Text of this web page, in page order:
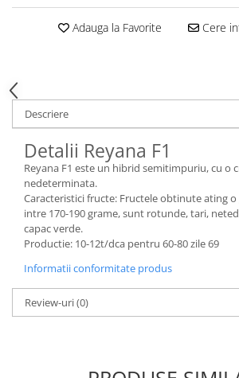
Adauga la Favorite Cere
Descriere
Detalii Reyana F1
Reyana F1 este un hibrid semitimpuriu, cu o
nedeterminata.
Caracteristici fructe: Fructele obtinute ating
intre 170-190 grame, sunt rotunde, tari,
capac verde.
Productie: 10-12t/dca pentru 60-80 zile 69
Informatii conformitate produs
Review-uri(0)